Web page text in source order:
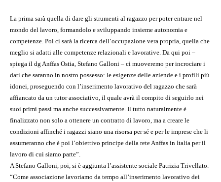
La prima sarà quella di dare gli strumenti al ragazzo per poter entrare nel
mondo del lavoro, formandolo e sviluppando insieme autonomia e
competenze. Poi ci sarà la ricerca dell’occupazione vera propria, quella che
meglio si adatti alle competenze relazionali e lavorative. Da qui poi –
spiega il dg Anffas Ostia, Stefano Galloni – ci muoveremo per incrociare i
dati che saranno in nostro possesso: le esigenze delle aziende e i profili più
idonei, proseguendo con l’inserimento lavorativo del ragazzo che sarà
affiancato da un tutor associativo, il quale avrà il compito di seguirlo nei
suoi primi passi ma anche successivamente. Il tutto naturalmente è
finalizzato non solo a ottenere un contratto di lavoro, ma a creare le
condizioni affinché i ragazzi siano una risorsa per sé e per le imprese che li
assumeranno che è poi l’obiettivo principe della rete Anffas in Italia per il
lavoro di cui siamo parte”.
A Stefano Galloni, poi, si è aggiunta l’assistente sociale Patrizia Trivellato.
“Come associazione lavoriamo da tempo all’inserimento lavorativo dei